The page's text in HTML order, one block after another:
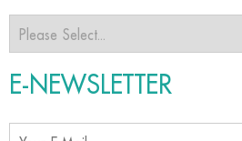
E-NEWSLETTER